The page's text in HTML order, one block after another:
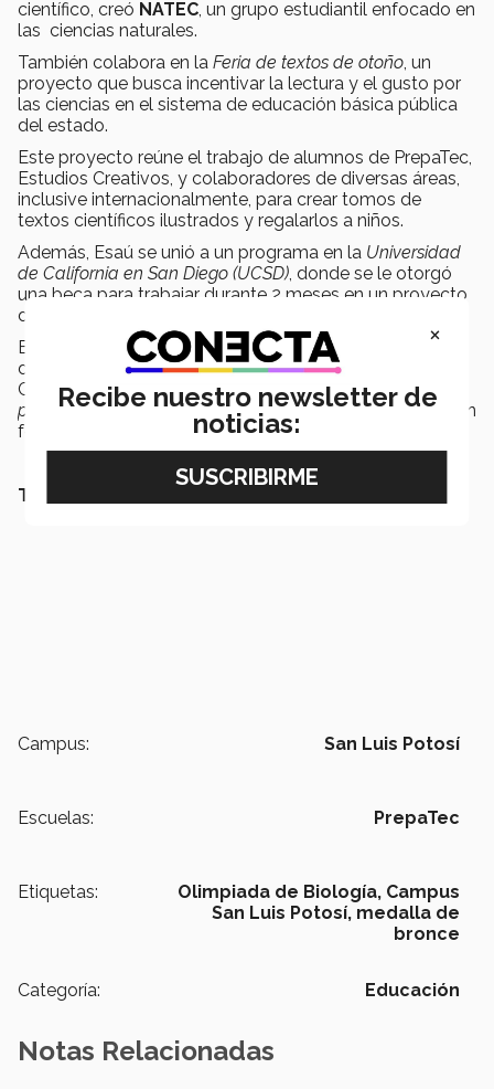
científico, creó NATEC, un grupo estudiantil enfocado en
las ciencias naturales.
También colabora en la Feria de textos de otoño, un
proyecto que busca incentivar la lectura y el gusto por
las ciencias en el sistema de educación básica pública
del estado.
Este proyecto reúne el trabajo de alumnos de PrepaTec,
Estudios Creativos, y colaboradores de diversas áreas,
inclusive internacionalmente, para crear tomos de
textos científicos ilustrados y regalarlos a niños.
Además, Esaú se unió a un programa en la Universidad
de California en San Diego (UCSD), donde se le otorgó
una beca para trabajar durante 2 meses en un proyecto
de
En este proyecto, colaboró con Itzel Baena, estudiante
del Tecnológico de Monterrey en el campus
Cuernavaca, y juntos decidieron postular su trabajo al
premio Rómulo Garza, cuyos resultados se anunciarán en
febrero de 2025.
TAMBIÉN QUERRÁS LEER:
Campus: San Luis Potosí
Escuelas: PrepaTec
Etiquetas: Olimpiada de Biología, Campus
San Luis Potosí, medalla de
bronce
Categoría: Educación
Notas Relacionadas
×
Recibe nuestro newsletter de
noticias: